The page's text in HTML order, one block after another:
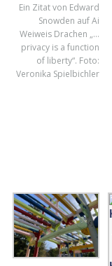
Ein Zitat von Edward
Snowden auf Ai
Weiweis Drachen „…
privacy is a function
of liberty“. Foto:
Veronika Spielbichler